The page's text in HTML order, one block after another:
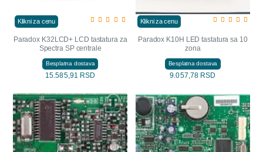
Klikni za cenu
Paradox K32LCD+ LCD tastatura za
Spectra SP centrale
Besplatna dostava
15.585,91 RSD
Klikni za cenu
Paradox K10H LED tastatura sa 10
zona
Besplatna dostava
9.057,78 RSD